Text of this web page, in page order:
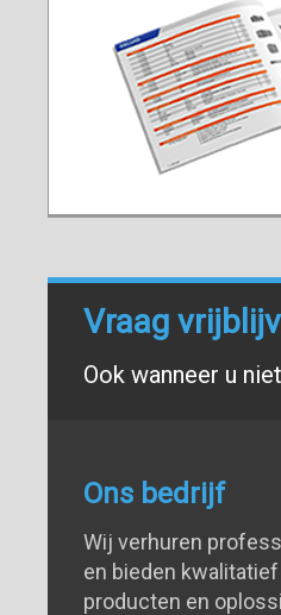
Vraag
Ook wanneer u
Ons bedrijf
Wij verhuren
en bieden
producten en